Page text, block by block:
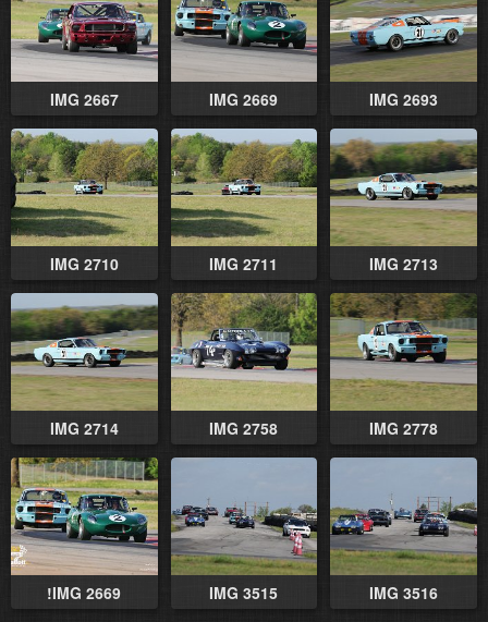
IMG 2667 IMG 2669 IMG 2693
IMG 2710 IMG 2711 IMG 2713
IMG 2714 IMG 2758 IMG 2778
!IMG 2669 IMG 3515 IMG 3516